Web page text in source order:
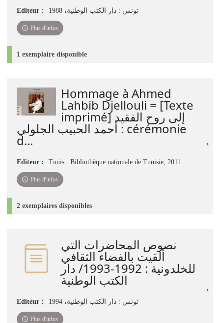
Editeur : تونس : دار الكتب الوطنية، 1988
Plus d'infos
1 exemplaire disponible
Hommage à Ahmed
Lahbib Djellouli = [Texte
imprimé] إلى روح الفقيد
أحمد الحبيب الجلولي : cérémonie
d...
Editeur : Tunis : Bibliothèque nationale de Tunisie, 2011
Plus d'infos
2 exemplaires disponibles
نصوص المحاضرات التي
ألقيت بالفضاء الثقافي
للخلدونية : 1992-1993/ دار
الكتب الوطنية
Editeur : تونس : دار الكتب الوطنية، 1994
Plus d'infos